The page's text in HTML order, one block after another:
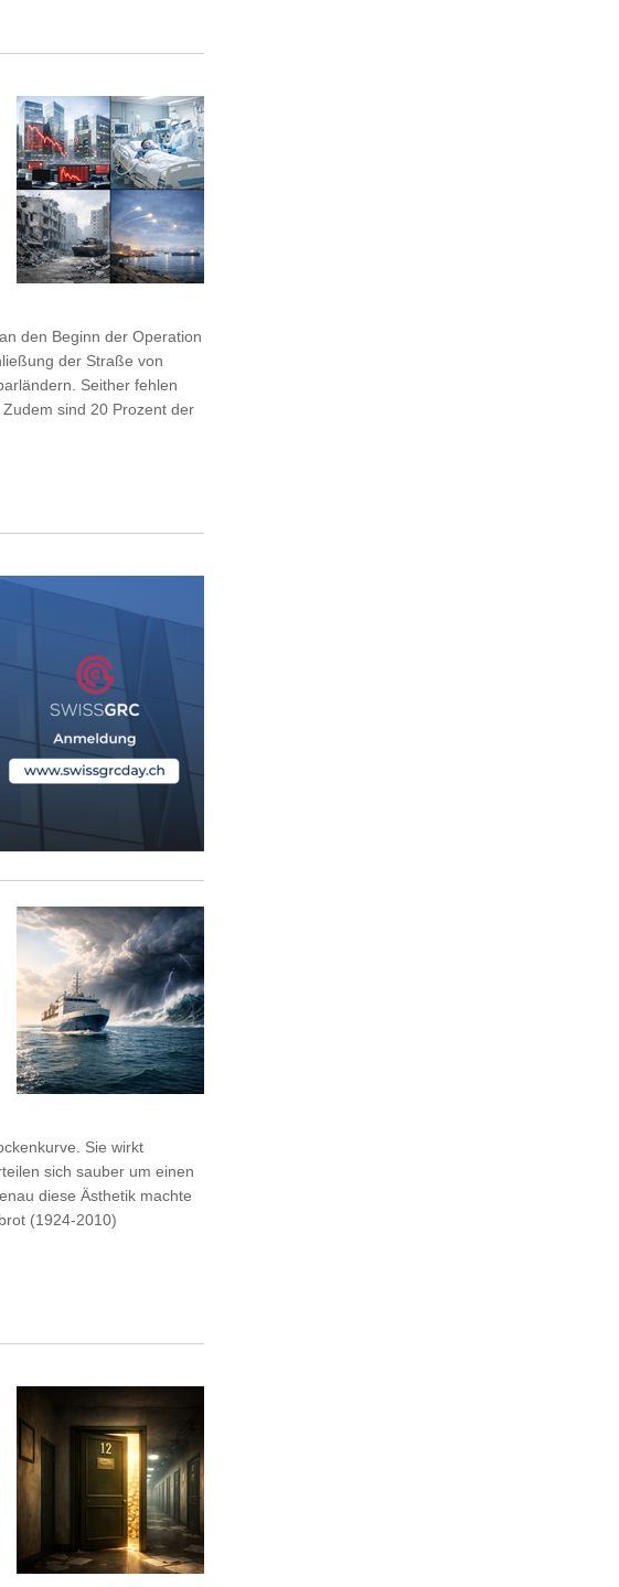
den Beginn der Operation
der Straße von
Seither fehlen
sind 20 Prozent der
Sie wirkt
sich sauber um einen
diese Ästhetik machte
(1924-2010)